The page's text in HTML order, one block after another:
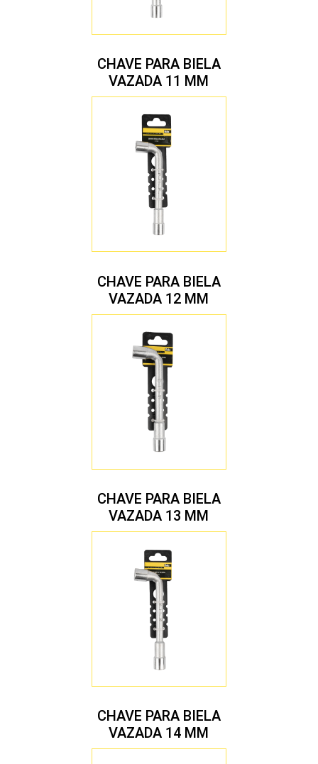
CHAVE PARA BIELA
VAZADA 11 MM
CHAVE PARA BIELA
VAZADA 12 MM
CHAVE PARA BIELA
VAZADA 13 MM
CHAVE PARA BIELA
VAZADA 14 MM